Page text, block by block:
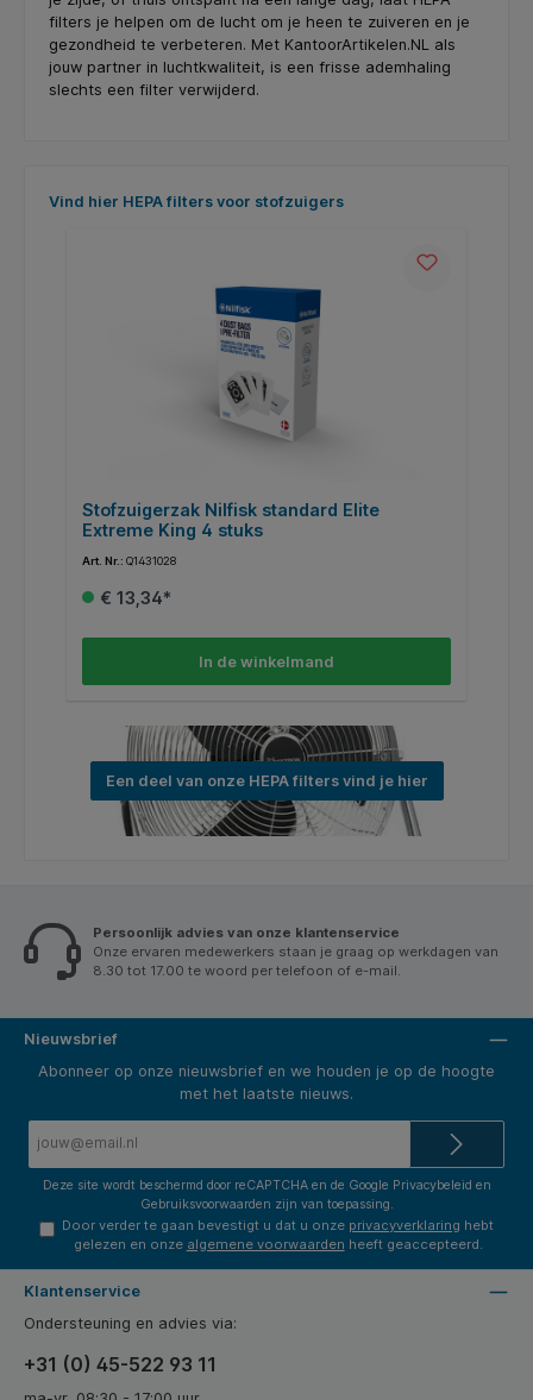
filters je helpen om de lucht om je heen te zuiveren en je
gezondheid te verbeteren. Met KantoorArtikelen.NL als
jouw partner in luchtkwaliteit, is een frisse ademhaling
slechts een filter verwijderd.
Productgalerij overslaan
Vind hier HEPA filters voor stofzuigers
Stofzuigerzak Nilfisk standard Elite
Extreme King 4 stuks
Art. Nr.: Q1431028
€ 13,34*
In de winkelmand
Een deel van onze HEPA filters vind je hier
Persoonlijk advies van onze klantenservice
Onze ervaren medewerkers staan je graag op werkdagen van
8.30 tot 17.00 te woord per telefoon of e-mail.
Nieuwsbrief
Abonneer op onze nieuwsbrief en we houden je op de hoogte
met het laatste nieuws.
Deze site wordt beschermd door reCAPTCHA en de Google Privacybeleid en
Gebruiksvoorwaarden zijn van toepassing.
Door verder te gaan bevestigt u dat u onze privacyverklaring hebt
gelezen en onze algemene voorwaarden heeft geaccepteerd.
Klantenservice
Ondersteuning en advies via:
+31 (0) 45-522 93 11